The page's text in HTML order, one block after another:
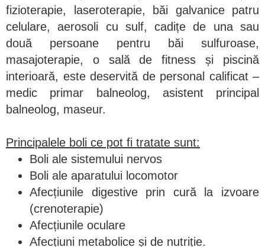
fizioterapie, laseroterapie, băi galvanice patru
celulare, aerosoli cu sulf, cadițe de una sau
două persoane pentru băi sulfuroase,
masajoterapie, o sală de fitness și piscină
interioară, este deservită de personal calificat –
medic primar balneolog, asistent principal
balneolog, maseur.
Principalele boli ce pot fi tratate sunt:
Boli ale sistemului nervos
Boli ale aparatului locomotor
Afecțiunile digestive prin cură la izvoare
(crenoterapie)
Afecțiunile oculare
Afecțiuni metabolice și de nutriție.